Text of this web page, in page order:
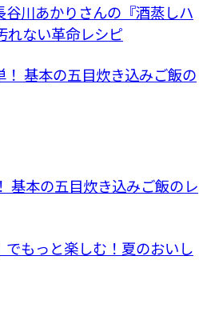
谷川あかりさんの『酒蒸しハ
れない革命レシピ
基本の五目炊き込みご飯のレ